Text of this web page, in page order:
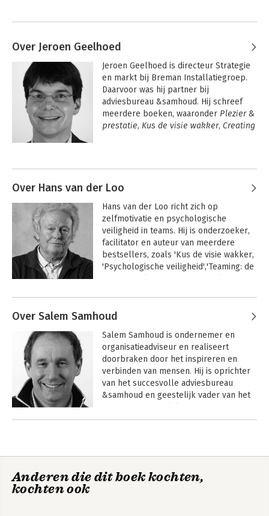
Over Jeroen Geelhoed
Jeroen Geelhoed is directeur Strategie
en markt bij Breman Installatiegroep.
Daarvoor was hij partner bij
adviesbureau &samhoud. Hij schreef
meerdere boeken, waaronder Plezier &
prestatie, Kus de visie wakker, Creating
businessmodellen
Over Hans van der Loo
Hans van der Loo richt zich op
zelfmotivatie en psychologische
veiligheid in teams. Hij is onderzoeker,
facilitator en auteur van meerdere
bestsellers, zoals 'Kus de visie wakker,
'Psychologische veiligheid','Teaming: de
Managementboek van het Jaar 2024.
Loo
werkplek
Over Salem Samhoud
Salem Samhoud is ondernemer en
organisatieadviseur en realiseert
doorbraken door het inspireren en
verbinden van mensen. Hij is oprichter
van het succesvolle adviesbureau
&samhoud en geestelijk vader van het
Anderen die dit boek kochten,
kochten ook